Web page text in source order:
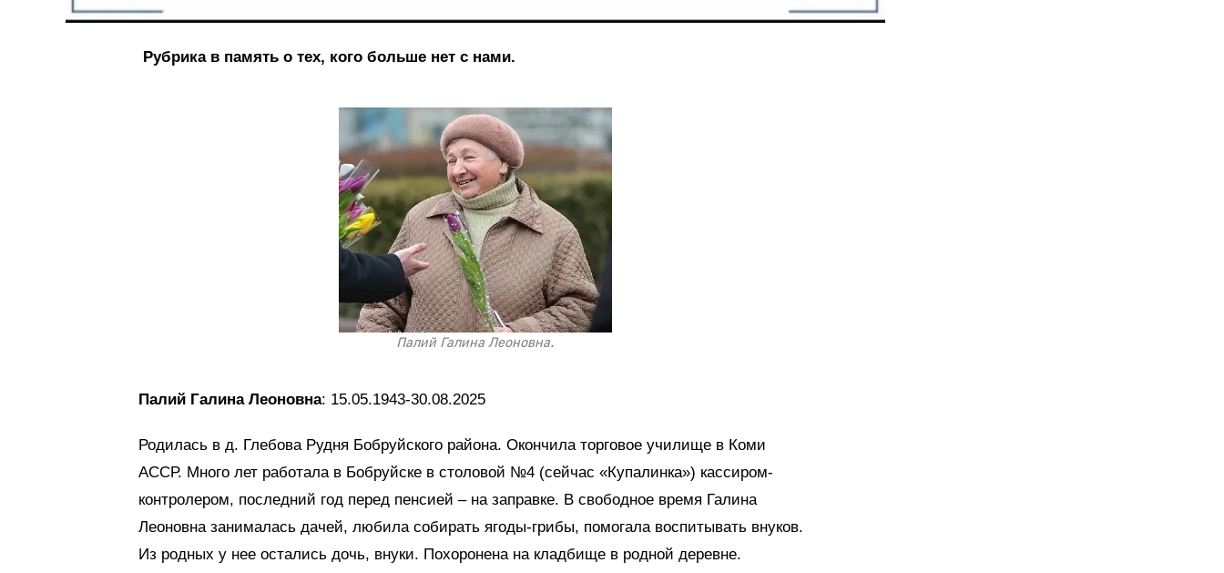
Рубрика в память о тех, кого больше нет с нами.
Палий Галина Леоновна.
Палий Галина Леоновна: 15.05.1943-30.08.2025
Родилась в д. Глебова Рудня Бобруйского района. Окончила торговое училище в Коми
АССР. Много лет работала в Бобруйске в столовой №4 (сейчас «Купалинка») кассиром-
контролером, последний год перед пенсией – на заправке. В свободное время Галина
Леоновна занималась дачей, любила собирать ягоды-грибы, помогала воспитывать внуков.
Из родных у нее остались дочь, внуки. Похоронена на кладбище в родной деревне.